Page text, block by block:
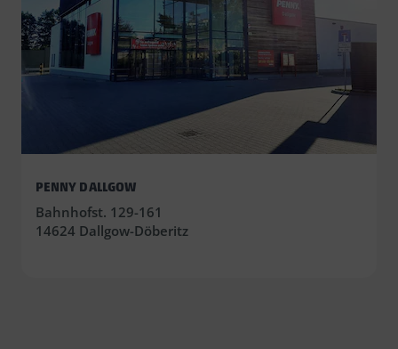
PENNY DALLGOW
Bahnhofst. 129-161
14624 Dallgow-Döberitz